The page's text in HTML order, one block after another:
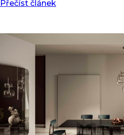
Přečíst článek